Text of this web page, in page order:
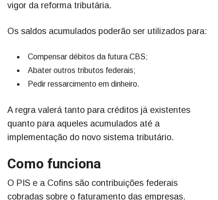
vigor da reforma tributária.
Os saldos acumulados poderão ser utilizados para:
Compensar débitos da futura CBS;
Abater outros tributos federais;
Pedir ressarcimento em dinheiro.
A regra valerá tanto para créditos já existentes
quanto para aqueles acumulados até a
implementação do novo sistema tributário.
Como funciona
O PIS e a Cofins são contribuições federais
cobradas sobre o faturamento das empresas.